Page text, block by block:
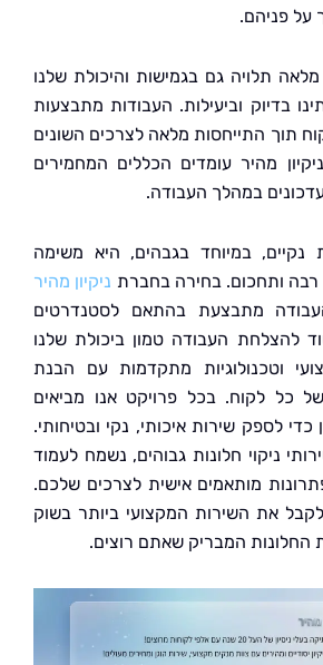
גם בגמישות והיכולת שלנו
וביעילות. העבודות מתבצעות
מלאה לצרכים השונים
עומדים הכללים המחמירים
במהלך העבודה.
בגבהים, היא משימה
בחירה בחברתניקיון מהיר
בהתאם לסטנדרטים
העבודה טמון ביכולת שלנו
מתקדמות עם הבנת
בכל פרויקט אנו מביאים
שירות איכותי, נקי ובטיחותי.
חלונות גבוהים, נשמח לעמוד
אישית לצרכים שלכם.
המקצועי ביותר בשוק
המבריק שאתם רוצים.